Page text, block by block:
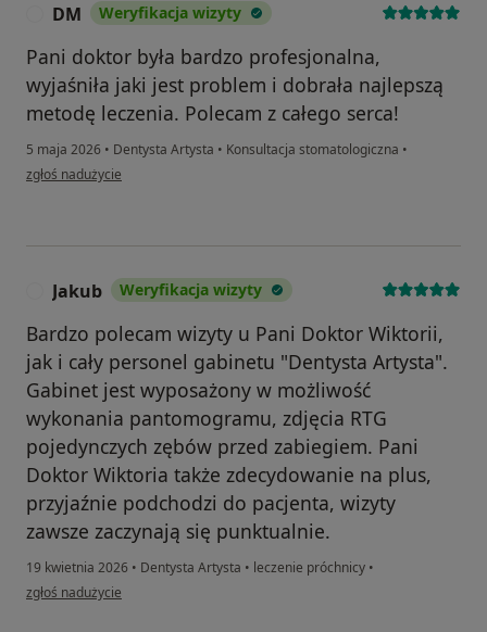
DM Weryfikacja wizyty
Pani doktor była bardzo profesjonalna,
wyjaśniła jaki jest problem i dobrała najlepszą
metodę leczenia. Polecam z całego serca!
5 maja 2026 • Dentysta Artysta • Konsultacja stomatologiczna •
w opinii użytkownika DM
zgłoś nadużycie
Jakub Weryfikacja wizyty
Bardzo polecam wizyty u Pani Doktor Wiktorii,
jak i cały personel gabinetu "Dentysta Artysta".
Gabinet jest wyposażony w możliwość
wykonania pantomogramu, zdjęcia RTG
pojedynczych zębów przed zabiegiem. Pani
Doktor Wiktoria także zdecydowanie na plus,
przyjaźnie podchodzi do pacjenta, wizyty
zawsze zaczynają się punktualnie.
19 kwietnia 2026 • Dentysta Artysta • leczenie próchnicy •
w opinii użytkownika Jakub
zgłoś nadużycie